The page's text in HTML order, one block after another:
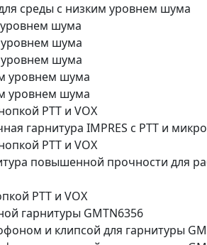
среды с низким уровнем шума
уровнем шума
уровнем шума
уровнем шума
уровнем шума
уровнем шума
PTT и VOX
гарнитура IMPRES с PTT и
PTT и VOX
повышенной прочности для
PTT и VOX
гарнитуры GMTN6356
и клипсой для гарнитуры